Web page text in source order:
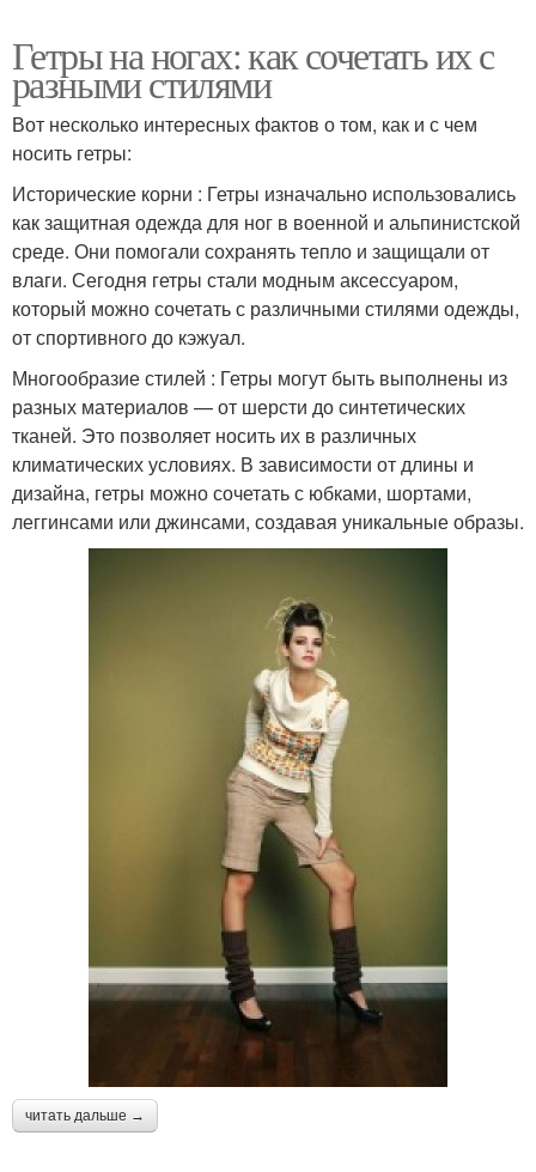
Гетры на ногах: как сочетать их с
разными стилями
Вот несколько интересных фактов о том, как и с чем
носить гетры:
Исторические корни : Гетры изначально использовались
как защитная одежда для ног в военной и альпинистской
среде. Они помогали сохранять тепло и защищали от
влаги. Сегодня гетры стали модным аксессуаром,
который можно сочетать с различными стилями одежды,
от спортивного до кэжуал.
Многообразие стилей : Гетры могут быть выполнены из
разных материалов — от шерсти до синтетических
тканей. Это позволяет носить их в различных
климатических условиях. В зависимости от длины и
дизайна, гетры можно сочетать с юбками, шортами,
леггинсами или джинсами, создавая уникальные образы.
читать дальше →